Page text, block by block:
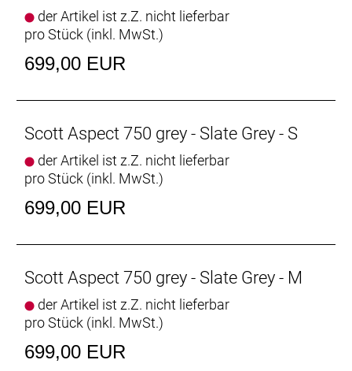
der Artikel ist z.Z. nicht lieferbar
pro Stück (inkl. MwSt.)
699,00 EUR
Scott Aspect 750 grey - Slate Grey - S
der Artikel ist z.Z. nicht lieferbar
pro Stück (inkl. MwSt.)
699,00 EUR
Scott Aspect 750 grey - Slate Grey - M
der Artikel ist z.Z. nicht lieferbar
pro Stück (inkl. MwSt.)
699,00 EUR